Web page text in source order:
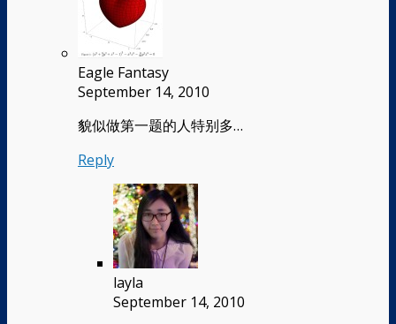
Eagle Fantasy
September 14, 2010
貌似做第一题的人特别多…
Reply
layla
September 14, 2010